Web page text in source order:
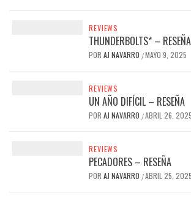
REVIEWS
THUNDERBOLTS* – RESEÑA
POR AJ NAVARRO /MAYO 9, 2025
REVIEWS
UN AÑO DIFÍCIL – RESEÑA
POR AJ NAVARRO /ABRIL 26, 2025
REVIEWS
PECADORES – RESEÑA
POR AJ NAVARRO /ABRIL 25, 2025